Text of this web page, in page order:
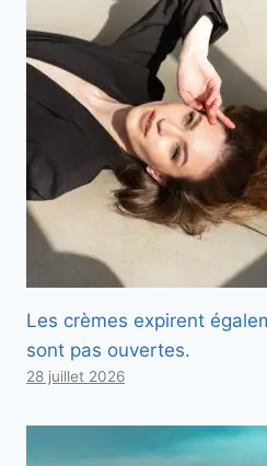
Les crèmes expirent
sont pas ouvertes.
28 juillet 2026